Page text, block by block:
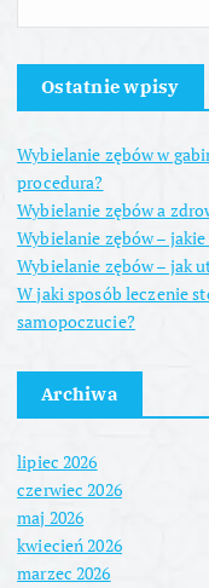
Ostatnie wpisy
Wybielanie zębów w
procedura?
Wybielanie zębów a
Wybielanie zębów –
Wybielanie zębów – jak
W jaki sposób leczenie
samopoczucie?
Archiwa
lipiec 2026
czerwiec 2026
maj 2026
kwiecień 2026
marzec 2026